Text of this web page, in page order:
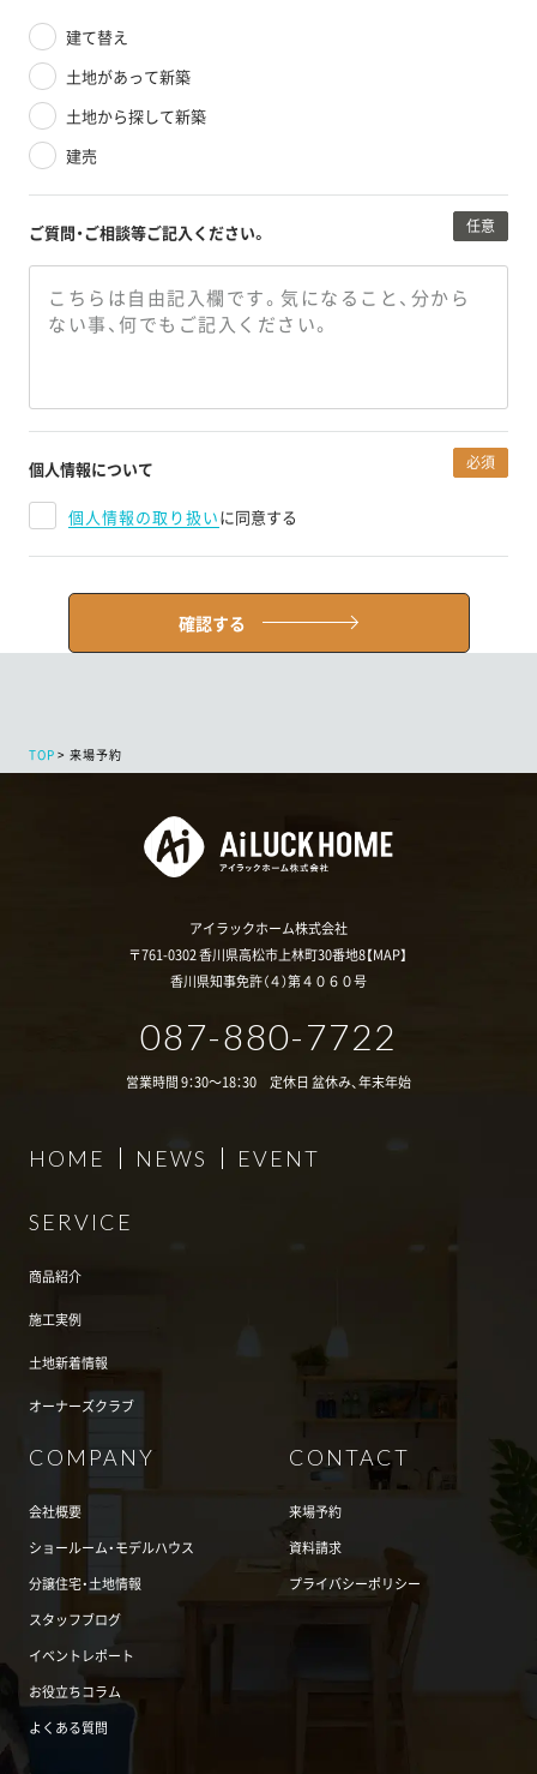
TOP 来場予約
建て替え
土地があって新築
土地から探して新築
建売
ご質問・ご相談等ご記入ください。 任意
個人情報について 必須
個人情報の取り扱いに同意する
確認する
アイラックホーム株式会社
〒761-0302 香川県高松市上林町30番地8【MAP】
香川県知事免許（４）第４０６０号
087-880-7722
営業時間 9：30～18：30 定休日 盆休み、年末年始
HOME NEWS EVENT
SERVICE
商品紹介
施工実例
土地新着情報
オーナーズクラブ
COMPANY
会社概要
ショールーム・モデルハウス
分譲住宅・土地情報
スタッフブログ
イベントレポート
お役立ちコラム
よくある質問
CONTACT
来場予約
資料請求
プライバシーポリシー